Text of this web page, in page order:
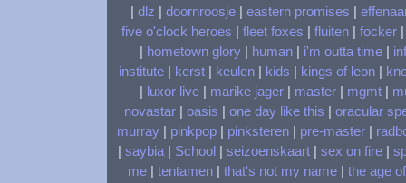
dlz doornroosje| eastern promises
five o'clock heroes
fleet foxes fluiten| focker
hometown glory| human| i'm outta time|
institute| kerst| keulen| kids kings of leon|
luxor live| marike jager| master| mgmt|
novastar| oasis one day like this
oracular
murray| pinkpop| pinksteren| pre-master|
saybia| School seizoenskaart| sex on fire|
me| tentamen| that's not my name| the age